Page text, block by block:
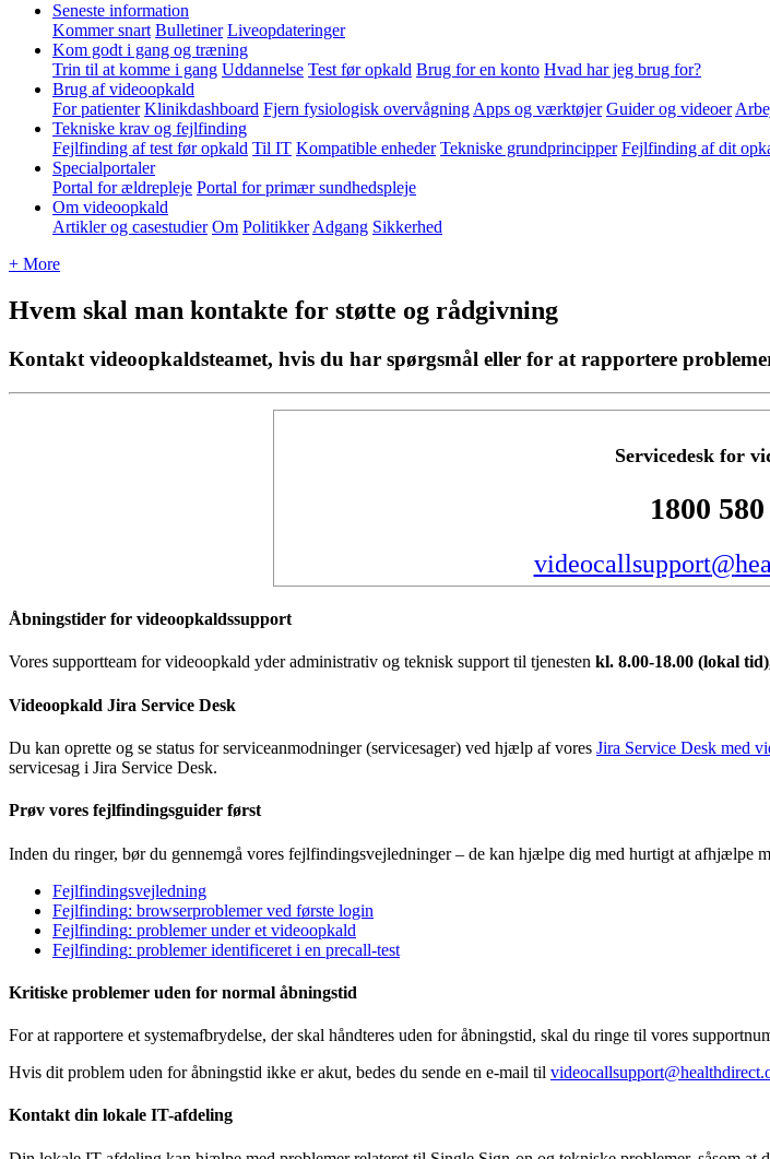
Seneste information
Kommer snart Bulletiner Liveopdateringer
Kom godt i gang og træning
Trin til at komme i gang Uddannelse Test før opkald Brug for en konto Hvad har jeg brug for?
Brug af videoopkald
For patienter Klinikdashboard Fjern fysiologisk overvågning Apps og værktøjer Guider og videoer
Tekniske krav og fejlfinding
Fejlfinding af test før opkald Til IT Kompatible enheder Tekniske grundprincipper Fejlfinding af dit
Specialportaler
Portal for ældrepleje Portal for primær sundhedspleje
Om videoopkald
Artikler og casestudier Om Politikker Adgang Sikkerhed
+ More
Hvem skal man kontakte for støtte og rådgivning
Kontakt videoopkaldsteamet, hvis du har spørgsmål eller for at rapportere
Servicedesk for
1800 580
videocallsupport@
Åbningstider for videoopkaldssupport
Vores supportteam for videoopkald yder administrativ og teknisk support til tjenesten kl. 8.00-18.00 (lokal tid)
Videoopkald Jira Service Desk
Du kan oprette og se status for serviceanmodninger (servicesager) ved hjælp af vores Jira Service Desk med
servicesag i Jira Service Desk.
Prøv vores fejlfindingsguider først
Inden du ringer, bør du gennemgå vores fejlfindingsvejledninger – de kan hjælpe dig med hurtigt at afhjælpe
Fejlfindingsvejledning
Fejlfinding: browserproblemer ved første login
Fejlfinding: problemer under et videoopkald
Fejlfinding: problemer identificeret i en precall-test
Kritiske problemer uden for normal åbningstid
For at rapportere et systemafbrydelse, der skal håndteres uden for åbningstid, skal du ringe til vores
Hvis dit problem uden for åbningstid ikke er akut, bedes du sende en e-mail til videocallsupport@healthdirect.
Kontakt din lokale IT-afdeling